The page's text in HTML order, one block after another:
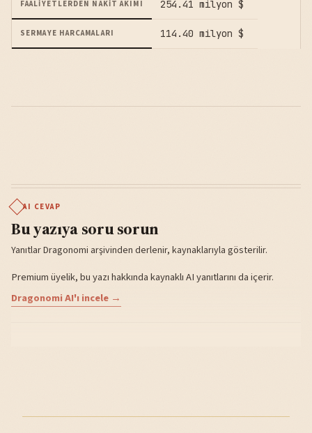
FAALIYETLERDEN NAKIT AKIMI 254.41 milyon $
SERMAYE HARCAMALARI 114.40 milyon $
AI CEVAP
Bu yazıya soru sorun
Yanıtlar Dragonomi arşivinden derlenir, kaynaklarıyla gösterilir.
Premium üyelik, bu yazı hakkında kaynaklı AI yanıtlarını da içerir.
Dragonomi AI'ı incele →